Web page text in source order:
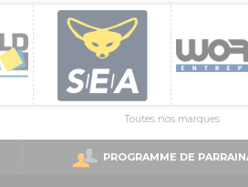
Toutes nos marques
PROGRAMME DE